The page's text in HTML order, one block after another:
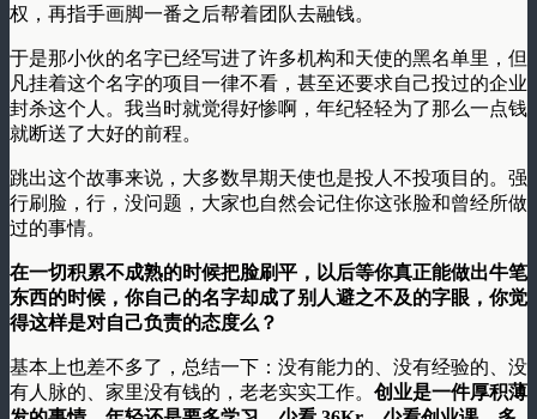
权，再指手画脚一番之后帮着团队去融钱。
于是那小伙的名字已经写进了许多机构和天使的黑名单里，但
凡挂着这个名字的项目一律不看，甚至还要求自己投过的企业
封杀这个人。我当时就觉得好惨啊，年纪轻轻为了那么一点钱
就断送了大好的前程。
跳出这个故事来说，大多数早期天使也是投人不投项目的。强
行刷脸，行，没问题，大家也自然会记住你这张脸和曾经所做
过的事情。
在一切积累不成熟的时候把脸刷平，以后等你真正能做出牛笔
东西的时候，你自己的名字却成了别人避之不及的字眼，你觉
得这样是对自己负责的态度么？
基本上也差不多了，总结一下：没有能力的、没有经验的、没
有人脉的、家里没有钱的，老老实实工作。 创业是一件厚积薄